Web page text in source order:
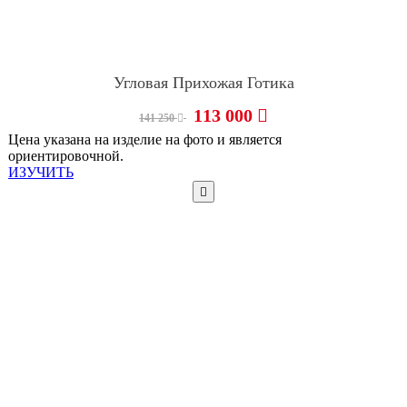
Угловая Прихожая Готика
141 250 113 000
Цена указана на изделие на фото и является
ориентировочной.
ИЗУЧИТЬ